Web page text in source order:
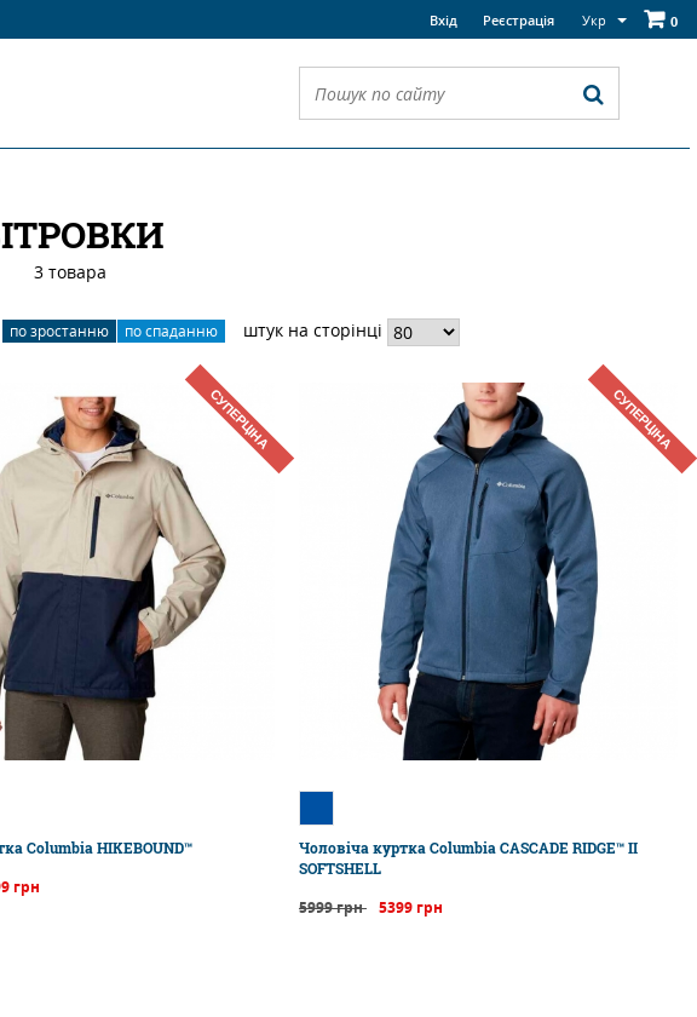
Вхід Реєстрація Укр 0
3 товара
по зростанню по спаданню штук на сторінці
СУПЕРЦІНА
Columbia HIKEBOUND™
грн
СУПЕРЦІНА
Чоловіча куртка Columbia CASCADE RIDGE™ II
SOFTSHELL
5999 грн 5399 грн